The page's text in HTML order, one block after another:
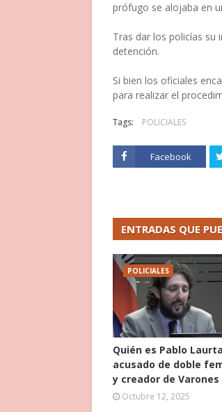
prófugo se alojaba en
Tras dar los policías su
detención.
Si bien los oficiales
para realizar el
Tags: POLICIALES
Facebook
ENTRADAS QUE
POLICIALES
Quién es Pablo
acusado de doble
y creador de Varones
Octubre 12, 2025